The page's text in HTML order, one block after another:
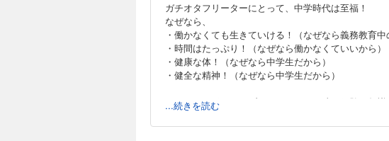
ガチオタフリーターにとって、中学時代は至福！
なぜなら、
・働かなくても生きていける！（なぜなら義務教育中
・時間はたっぷり！（なぜなら働かなくていいから）
・健康な体！（なぜなら中学生だから）
・健全な精神！（なぜなら中学生だから）
どこまでもポジティブなはとこは、30歳の経験・知
好きなことにとことん一直線！
現実も妄想も全部が糧！
...続きを読む